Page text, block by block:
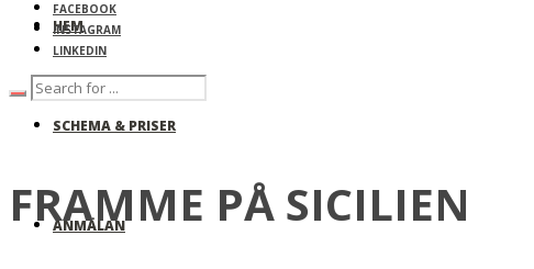
HEM
SCHEMA & PRISER
ANMÄLAN
FACEBOOK
INSTAGRAM
LINKEDIN
FRAMME PÅ SICILIEN